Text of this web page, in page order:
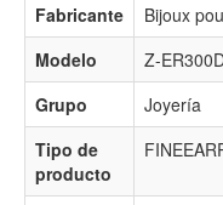
Fabricante
Bijoux
Modelo
Z-
Grupo
Joyería
Tipo de
producto